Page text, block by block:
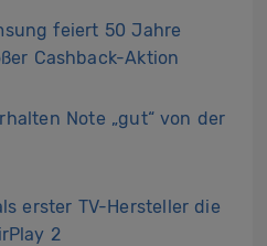
feiert 50 Jahre
Cashback-Aktion
Note „gut“ von der
erster TV-Hersteller die
2